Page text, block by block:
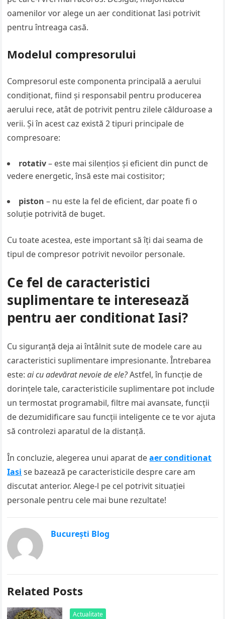
oamenilor vor alege un aer conditionat Iasi potrivit
pentru întreaga casă.
Modelul compresorului
Compresorul este componenta principală a aerului
condiționat, fiind și responsabil pentru producerea
aerului rece, atât de potrivit pentru zilele călduroase a
verii. Și în acest caz există 2 tipuri principale de
compresoare:
rotativ– este mai silențios și eficient din punct de
vedere energetic, însă este mai costisitor;
piston – nu este la fel de eficient, dar poate fi o
soluție potrivită de buget.
Cu toate acestea, este important să îți dai seama de
tipul de compresor potrivit nevoilor personale.
Ce fel de caracteristici
suplimentare te interesează
pentru aer conditionat Iasi?
Cu siguranță deja ai întâlnit sute de modele care au
caracteristici suplimentare impresionante. Întrebarea
este:ai cu adevărat nevoie de ele?Astfel, în funcție de
dorințele tale, caracteristicile suplimentare pot include
un termostat programabil, filtre mai avansate, funcții
de dezumidificare sau funcții inteligente ce te vor ajuta
să controlezi aparatul de la distanță.
În concluzie, alegerea unui aparat deaer conditionat
Iasi se bazează pe caracteristicile despre care am
discutat anterior. Alege-l pe cel potrivit situației
personale pentru cele mai bune rezultate!
București Blog
Related Posts
Actualitate